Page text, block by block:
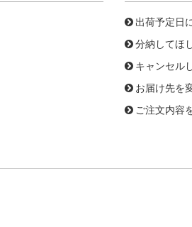
出荷予定日
分納してほ
キャンセル
お届け先を
ご注文内容